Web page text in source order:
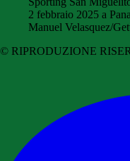
2 febbraio 2025 a
Manuel Velasquez/
© RIPRODUZIONE